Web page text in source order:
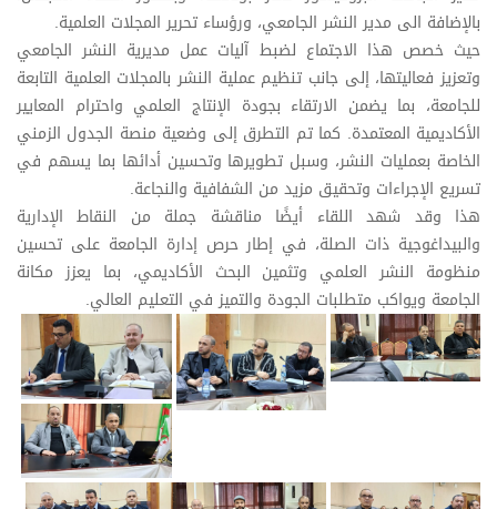
بالإضافة الى مدير النشر الجامعي، ورؤساء تحرير المجلات العلمية.
حيث خصص هذا الاجتماع لضبط آليات عمل مديرية النشر الجامعي
وتعزيز فعاليتها، إلى جانب تنظيم عملية النشر بالمجلات العلمية التابعة
للجامعة، بما يضمن الارتقاء بجودة الإنتاج العلمي واحترام المعايير
الأكاديمية المعتمدة. كما تم التطرق إلى وضعية منصة الجدول الزمني
الخاصة بعمليات النشر، وسبل تطويرها وتحسين أدائها بما يسهم في
تسريع الإجراءات وتحقيق مزيد من الشفافية والنجاعة.
هذا وقد شهد اللقاء أيضًا مناقشة جملة من النقاط الإدارية
والبيداغوجية ذات الصلة، في إطار حرص إدارة الجامعة على تحسين
منظومة النشر العلمي وتثمين البحث الأكاديمي، بما يعزز مكانة
الجامعة ويواكب متطلبات الجودة والتميز في التعليم العالي.